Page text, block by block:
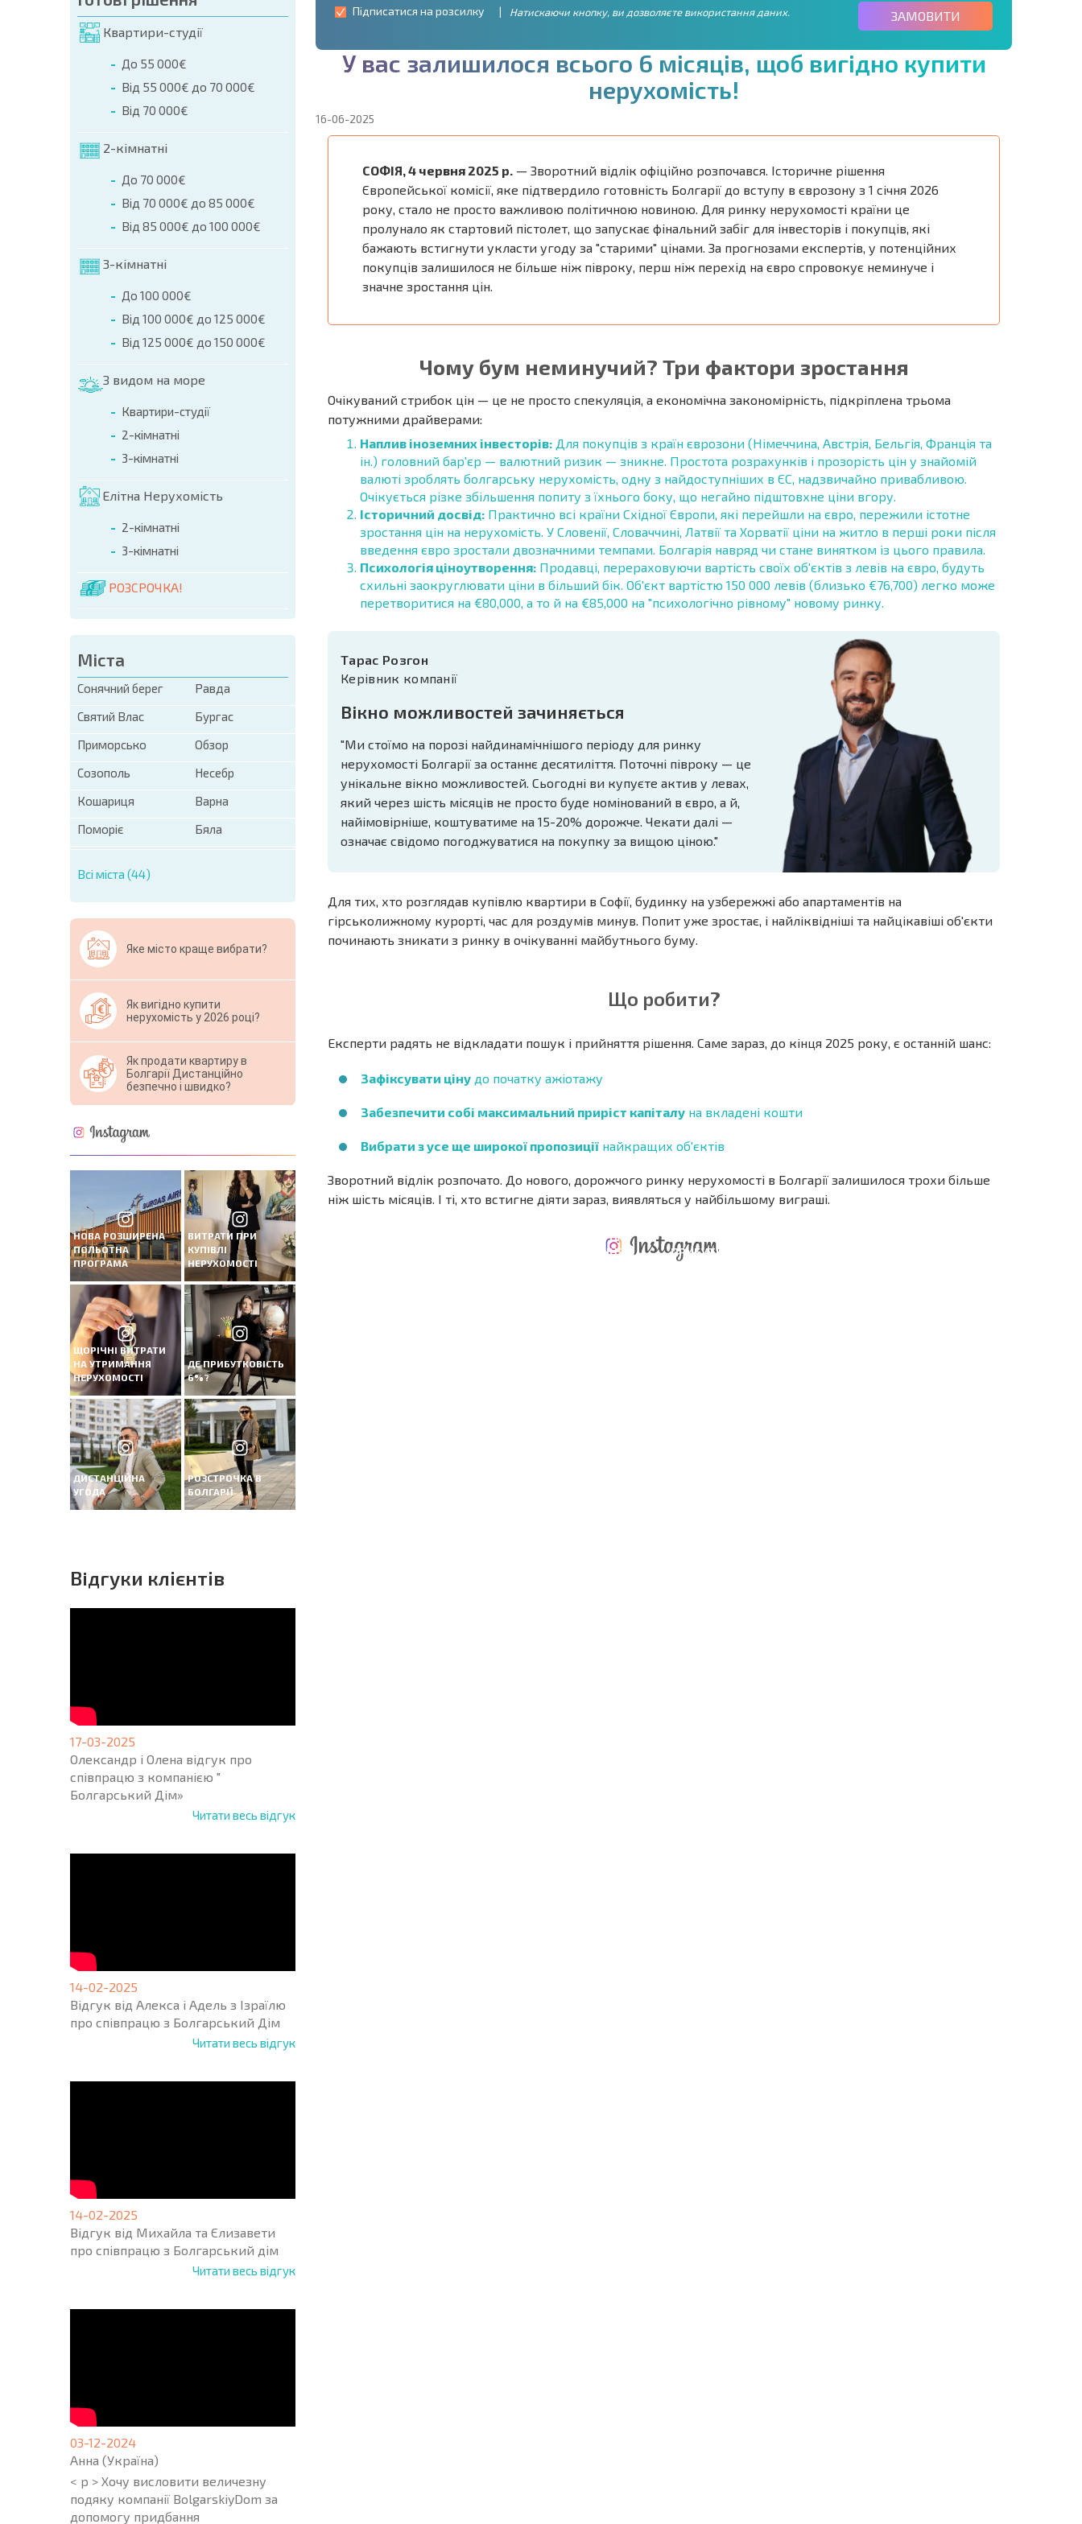
Квартири-студії
До 55 000€
Від 55 000€ до 70 000€
Від 70 000€
2-кімнатні
До 70 000€
Від 70 000€ до 85 000€
Від 85 000€ до 100 000€
3-кімнатні
До 100 000€
Від 100 000€ до 125 000€
Від 125 000€ до 150 000€
З видом на море
Квартири-студії
2-кімнатні
3-кімнатні
Елітна Нерухомість
2-кімнатні
3-кімнатні
РОЗСРОЧКА!
Міста
Сонячний берег
Равда
Святий Влас
Бургас
Приморсько
Обзор
Созополь
Несебр
Кошариця
Варна
Поморіє
Бяла
Всі міста (44)
Яке місто краще вибрати?
Як вигідно купити
нерухомість у 2026 році?
Як продати квартиру в
Болгарії Дистанційно
безпечно і швидко?
НОВА РОЗШИРЕНА
ПОЛЬОТНА
ПРОГРАМА
ВИТРАТИ ПРИ
КУПІВЛІ
НЕРУХОМОСТІ
ЩОРІЧНІ ВИТРАТИ
НА УТРИМАННЯ
НЕРУХОМОСТІ
ДЕ ПРИБУТКОВІСТЬ
6%?
ДИСТАНЦІЙНА
УГОДА
РОЗСТРОЧКА В
БОЛГАРІЇ
Вiдгуки клієнтів
17-03-2025
Олександр і Олена відгук про
співпрацю з компанією "
Болгарський Дім»
Читати весь відгук
14-02-2025
Відгук від Алекса і Адель з Ізраїлю
про співпрацю з Болгарський Дім
Читати весь відгук
14-02-2025
Відгук від Михайла та Єлизавети
про співпрацю з Болгарський дім
Читати весь відгук
03-12-2024
Анна (Україна)
< p > Хочу висловити величезну
подяку компанії BolgarskiyDom за
допомогу придбання
Підписатися на розсилку Натискаючи кнопку, ви дозволяєте використання даних. ЗАМОВИТИ
У вас залишилося всього 6 місяців, щоб вигідно купити
нерухомість!
16-06-2025
СОФІЯ, 4 червня 2025 р. — Зворотний відлік офіційно розпочався. Історичне рішення
Європейської комісії, яке підтвердило готовність Болгарії до вступу в єврозону з 1 січня 2026
року, стало не просто важливою політичною новиною. Для ринку нерухомості країни це
пролунало як стартовий пістолет, що запускає фінальний забіг для інвесторів і покупців, які
бажають встигнути укласти угоду за "старими" цінами. За прогнозами експертів, у потенційних
покупців залишилося не більше ніж півроку, перш ніж перехід на євро спровокує неминуче і
значне зростання цін.
Чому бум неминучий? Три фактори зростання
Очікуваний стрибок цін — це не просто спекуляція, а економічна закономірність, підкріплена трьома
потужними драйверами:
Наплив іноземних інвесторів: Для покупців з країн єврозони (Німеччина, Австрія, Бельгія, Франція та
ін.) головний бар'єр — валютний ризик — зникне. Простота розрахунків і прозорість цін у знайомій
валюті зроблять болгарську нерухомість, одну з найдоступніших в ЄС, надзвичайно привабливою.
Очікується різке збільшення попиту з їхнього боку, що негайно підштовхне ціни вгору.
Історичний досвід: Практично всі країни Східної Європи, які перейшли на євро, пережили істотне
зростання цін на нерухомість. У Словенії, Словаччині, Латвії та Хорватії ціни на житло в перші роки після
введення євро зростали двозначними темпами. Болгарія навряд чи стане винятком із цього правила.
Психологія ціноутворення: Продавці, перераховуючи вартість своїх об'єктів з левів на євро, будуть
схильні заокруглювати ціни в більший бік. Об'єкт вартістю 150 000 левів (близько €76,700) легко може
перетворитися на €80,000, а то й на €85,000 на "психологічно рівному" новому ринку.
Тарас Розгон
Керівник компанії
Вікно можливостей зачиняється
"Ми стоїмо на порозі найдинамічнішого періоду для ринку
нерухомості Болгарії за останнє десятиліття. Поточні півроку — це
унікальне вікно можливостей. Сьогодні ви купуєте актив у левах,
який через шість місяців не просто буде номінований в євро, а й,
найімовірніше, коштуватиме на 15-20% дорожче. Чекати далі —
означає свідомо погоджуватися на покупку за вищою ціною."
Для тих, хто розглядав купівлю квартири в Софії, будинку на узбережжі або апартаментів на
гірськолижному курорті, час для роздумів минув. Попит уже зростає, і найліквідніші та найцікавіші об'єкти
починають зникати з ринку в очікуванні майбутнього буму.
Що робити?
Експерти радять не відкладати пошук і прийняття рішення. Саме зараз, до кінця 2025 року, є останній шанс:
Зафіксувати ціну до початку ажіотажу
Забезпечити собі максимальний приріст капіталу на вкладені кошти
Вибрати з усе ще широкої пропозиції найкращих об'єктів
Зворотний відлік розпочато. До нового, дорожчого ринку нерухомості в Болгарії залишилося трохи більше
ніж шість місяців. І ті, хто встигне діяти зараз, виявляться у найбільшому виграші.
ВИТРАТИ НА
УТРИМАННЯ
ПРИБУТКОВІСТЬ